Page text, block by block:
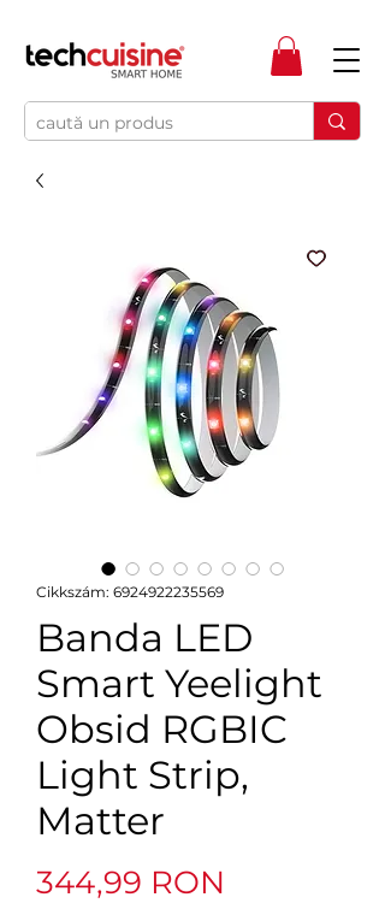
Cikkszám: 6924922235569
Banda LED
Smart Yeelight
Obsid RGBIC
Light Strip,
Matter
344,99 RON